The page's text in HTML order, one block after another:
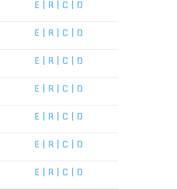
E R C D
E R C D
E R C D
E R C D
E R C D
E R C D
E R C D